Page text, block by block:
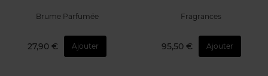
Brume Parfumée
27,90 € Ajouter
Fragrances
95,50 € Ajouter